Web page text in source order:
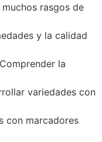
rasgos de
y la calidad
la
variedades con
con marcadores